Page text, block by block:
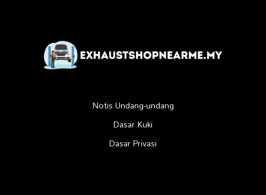
Notis Undang-undang
Dasar Kuki
Dasar Privasi